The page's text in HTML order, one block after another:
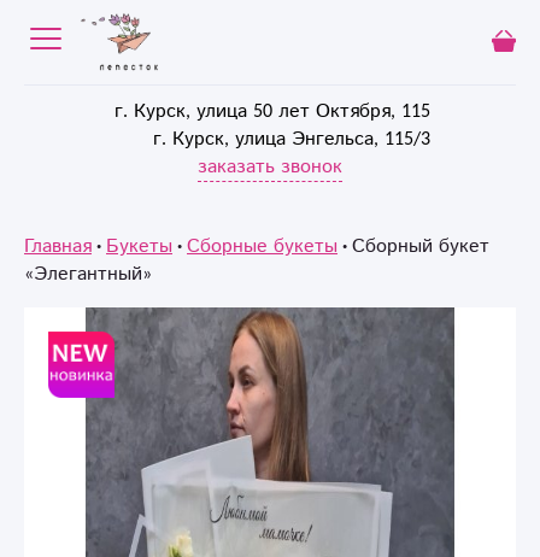
г. Курск, улица 50 лет Октября, 115
г. Курск, улица Энгельса, 115/3
заказать звонок
Главная Букеты Сборные букеты Сборный букет
«Элегантный»